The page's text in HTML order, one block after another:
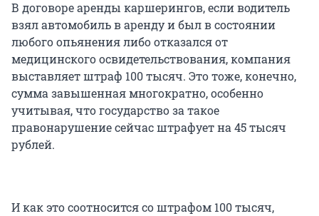
В договоре аренды каршерингов, если водитель
взял автомобиль в аренду и был в состоянии
любого опьянения либо отказался от
медицинского освидетельствования, компания
выставляет штраф 100 тысяч. Это тоже, конечно,
сумма завышенная многократно, особенно
учитывая, что государство за такое
правонарушение сейчас штрафует на 45 тысяч
рублей.
И как это соотносится со штрафом 100 тысяч,